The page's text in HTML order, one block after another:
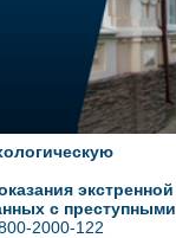
экстренной
с преступными
2000-122